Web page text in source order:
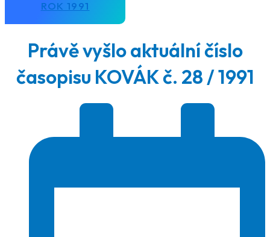
ROK 1991
Právě vyšlo aktuální číslo
časopisu KOVÁK č. 28 / 1991